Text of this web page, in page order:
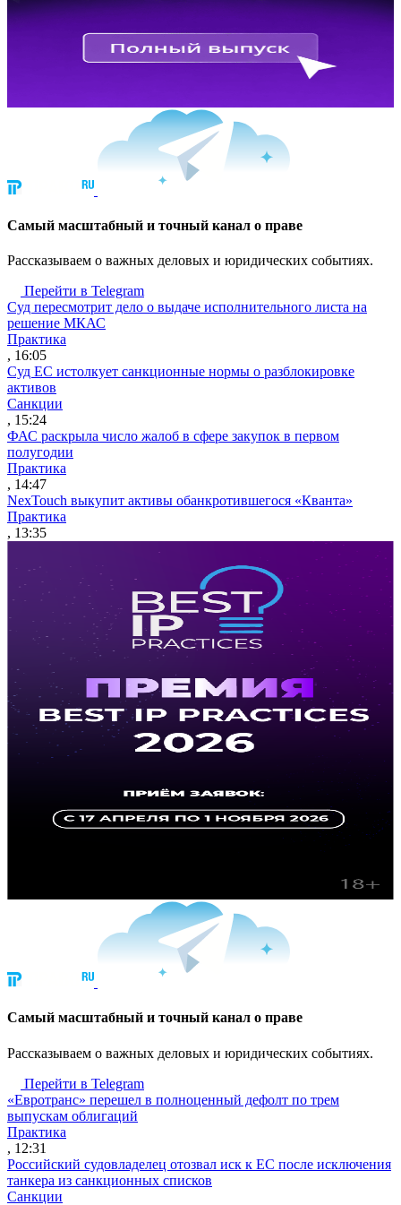
Cамый масштабный и точный канал о праве
Рассказываем о важных деловых и юридических событиях.
Перейти в Telegram
Суд пересмотрит дело о выдаче исполнительного листа на
решение МКАС
Практика
, 16:05
Суд ЕС истолкует санкционные нормы о разблокировке
активов
Санкции
, 15:24
ФАС раскрыла число жалоб в сфере закупок в первом
полугодии
Практика
, 14:47
NexTouch выкупит активы обанкротившегося «Кванта»
Практика
, 13:35
Cамый масштабный и точный канал о праве
Рассказываем о важных деловых и юридических событиях.
Перейти в Telegram
«Евротранс» перешел в полноценный дефолт по трем
выпускам облигаций
Практика
, 12:31
Российский судовладелец отозвал иск к ЕС после исключения
танкера из санкционных списков
Санкции